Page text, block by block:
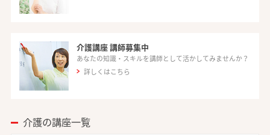
介護講座 講師募集中
あなたの知識・スキルを講師として活かしてみませんか？
詳しくはこちら
介護の講座一覧